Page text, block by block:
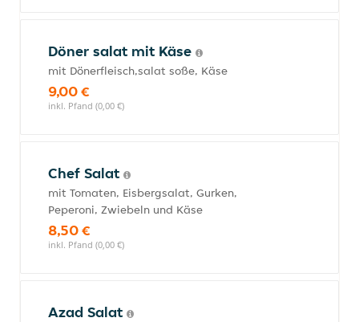
Döner salat mit Käse
mit Dönerfleisch,salat soße, Käse
9,00 €
inkl. Pfand (0,00 €)
Chef Salat
mit Tomaten, Eisbergsalat, Gurken,
Peperoni, Zwiebeln und Käse
8,50 €
inkl. Pfand (0,00 €)
Azad Salat